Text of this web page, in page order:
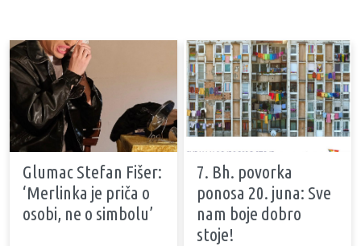
Glumac Stefan Fišer:
‘Merlinka je priča o
osobi, ne o simbolu’
7. Bh. povorka
ponosa 20. juna: Sve
nam boje dobro
stoje!